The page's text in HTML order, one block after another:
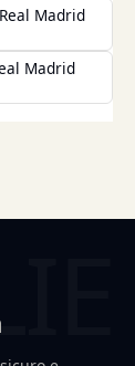
Madrid
Madrid